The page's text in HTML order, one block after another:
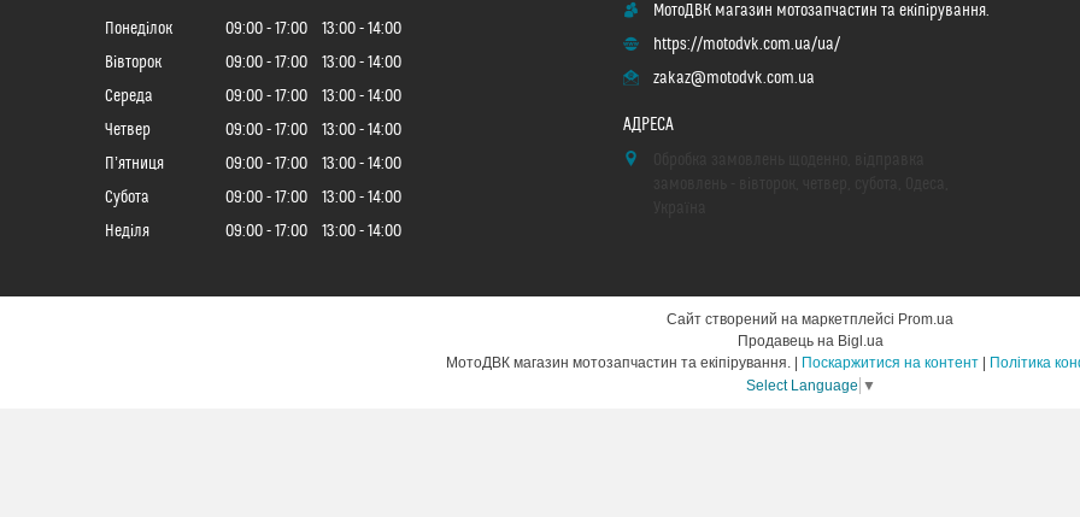
Понеділок 09:00 17:00 13:00
14:00
Вівторок
09:00 17:00 13:00
14:00
Середа
09:00 17:00 13:00
14:00
Четвер
09:00 17:00 13:00
14:00
Пʼятниця
09:00 17:00 13:00
14:00
Субота
09:00 17:00 13:00
14:00
Неділя
09:00 17:00 13:00 14:00
МотоДВК магазин мотозапчастин та екіпірування.
https://motodvk.com.ua/ua/
zakaz@motodvk.com.ua
Сайт створений на маркетплейсі Prom.ua
Продавець на Bigl.ua
Поскаржитися на контент
Політика
Select Language ▼